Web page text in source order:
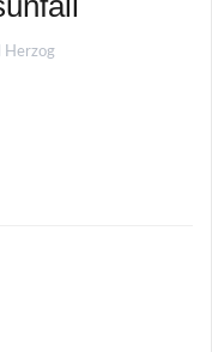
Herzog